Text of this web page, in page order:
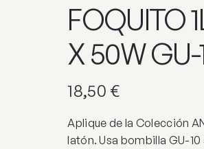
FOQUITO
X 50W GU-
18,50 €
Aplique de la Colección
latón. Usa bombilla GU-